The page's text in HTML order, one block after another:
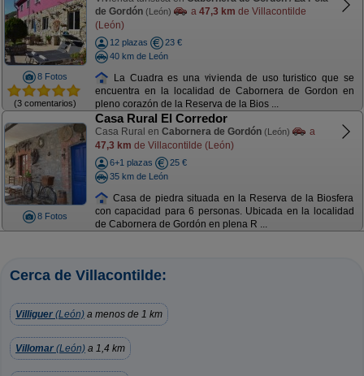
8 Fotos
(3 comentarios)
de Gordón (León) a 47,3 km de Villacontilde
(León)
12 plazas
23 €
40 km de León
La Cuadra es una vivienda de uso turistico que se
encuentra en la localidad de Cabornera de Gordon en
pleno corazón de la Reserva de la Bios ...
8 Fotos
Casa Rural El Corredor
Casa Rural en Cabornera de Gordón (León)
a
47,3 km de Villacontilde (León)
6+1 plazas
25 €
35 km de León
Casa de piedra situada en la Reserva de la Biosfera
con capacidad para 6 personas. Ubicada en la localidad
de Cabornera de Gordón en plena R ...
Cerca de Villacontilde:
Villiguer (León) a menos de 1 km
Villomar (León) a 1,4 km